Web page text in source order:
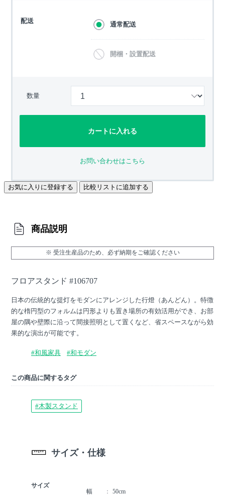
配送 通常配送
開梱・設置配送
数量
カートに入れる
お問い合わせはこちら
お気に入りに登録する 比較リストに追加する
商品説明
※ 受注生産品のため、必ず納期をご確認ください
フロアスタンド #106707
日本の伝統的な提灯をモダンにアレンジした行燈（あんどん）。特徴
的な楕円型のフォルムは円形よりも置き場所の有効活用ができ、お部
屋の隅や壁際に沿って間接照明として置くなど、省スペースながら効
果的な演出が可能です。
#和風家具 #和モダン
この商品に関するタグ
#木製スタンド
サイズ・仕様
サイズ
幅
50cm